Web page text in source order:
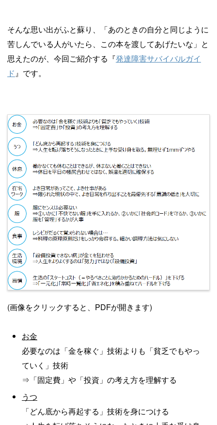
そんな思い出がふと蘇り、「あのときの自分と同じように
苦しんでいる人がいたら、この本を渡してあげたいな」と
思えたのが、今回ご紹介する『発達障害サバイバルガイ
ド 』です。
(画像をクリックすると、PDFが開きます)
お金
必要なのは「金を稼ぐ」技術よりも「貧乏でもやっ
ていく」技術
⇒「固定費」や「投資」の考え方を理解する
うつ
「どん底から再起する」技術を身につける